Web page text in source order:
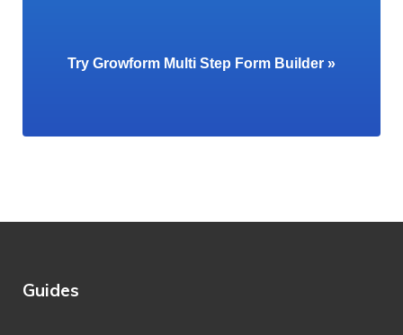
Try Growform Multi Step Form Builder »
Guides